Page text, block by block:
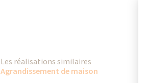
Les réalisations similaires
Agrandissement de maison